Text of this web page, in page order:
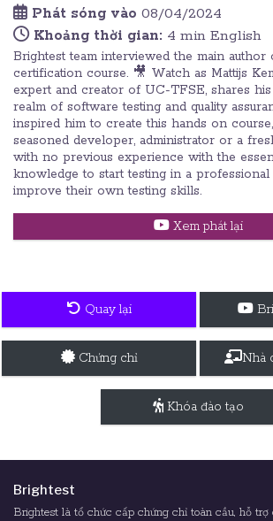
Phát sóng vào 08/04/2024
Khoảng thời gian: 4 min English
Brightest team interviewed the main
certification course. 🎥 Watch as Mattijs
expert and creator of UC-TFSE, shares
realm of software testing and quality
inspired him to create this hands on
seasoned developer, administrator or a
with no previous experience with the
knowledge to start testing in a
improve their own testing skills.
Xem phát lại
Quay lại
Chứng chỉ Nhà
Khóa đào tạo
Brightest
Brightest là tổ chức cấp chứng chỉ toàn cầu, hỗ